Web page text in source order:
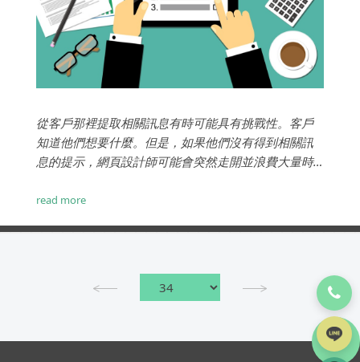
從客戶那裡提取相關訊息有時可能具有挑戰性。客戶
知道他們想要什麼。但是，如果他們沒有得到相關訊
息的提示，網頁設計師可能會突然走開並浪費大量時
蓋。不過，最好在一開始就確認這些要點，以確保不
目有一個良好的開端。...
read more
TOP